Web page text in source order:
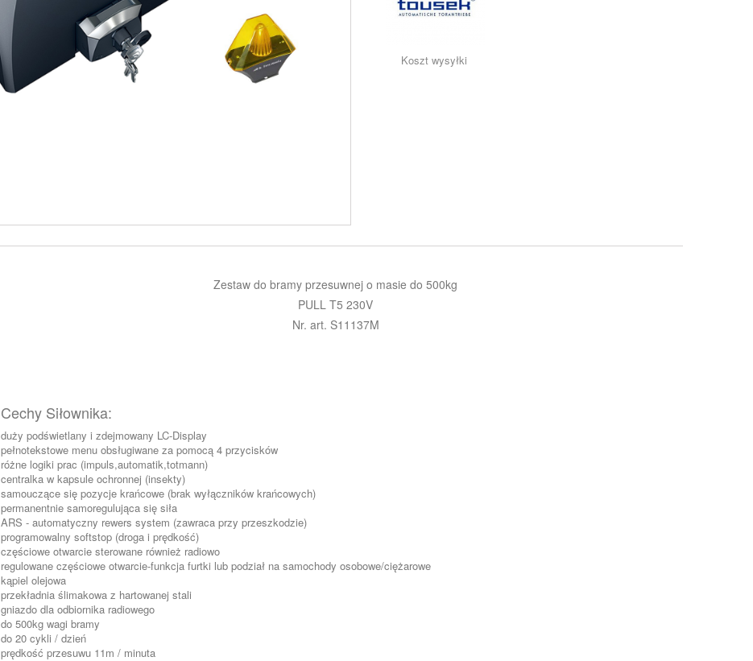
Koszt wysyłki
Zestaw do bramy przesuwnej o masie do 500kg
PULL T5 230V
Nr. art. S11137M
Cechy Siłownika:
duży podświetlany i zdejmowany LC-Display
pełnotekstowe menu obsługiwane za pomocą 4 przycisków
różne logiki prac (impuls,automatik,totmann)
centralka w kapsule ochronnej (insekty)
samouczące się pozycje krańcowe (brak wyłączników krańcowych)
permanentnie samoregulująca się siła
ARS - automatyczny rewers system (zawraca przy przeszkodzie)
programowalny softstop (droga i prędkość)
częściowe otwarcie sterowane również radiowo
regulowane częściowe otwarcie-funkcja furtki lub podział na samochody osobowe/ciężarowe
kąpiel olejowa
przekładnia ślimakowa z hartowanej stali
gniazdo dla odbiornika radiowego
do 500kg wagi bramy
do 20 cykli / dzień
prędkość przesuwu 11m / minuta